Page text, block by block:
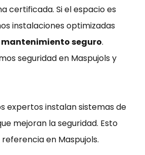
certificada. Si el espacio es
instalaciones optimizadas
mantenimiento seguro.
seguridad en Maspujols y
expertos instalan sistemas de
mejoran la seguridad. Esto
en Maspujols.